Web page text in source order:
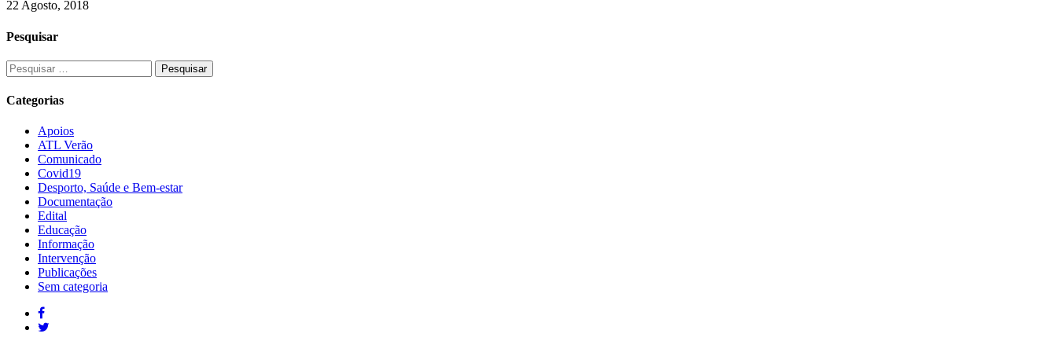
22 Agosto, 2018
Pesquisar
Categorias
Apoios
ATL Verão
Comunicado
Covid19
Desporto, Saúde e Bem-estar
Documentação
Edital
Educação
Informação
Intervenção
Publicações
Sem categoria